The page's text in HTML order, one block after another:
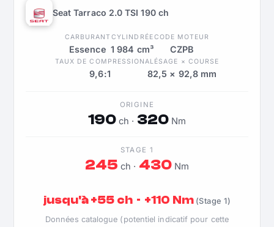
Seat Tarraco 2.0 TSI 190 ch
CARBURANT
Essence
CYLINDRÉE
1 984 cm³
CODE MOTEUR
CZPB
TAUX DE COMPRESSION
9,6:1
ALÉSAGE × COURSE
82,5 × 92,8 mm
ORIGINE
190 ch · 320Nm
STAGE 1
245 ch · 430Nm
jusqu'à +55 ch · +110 Nm (Stage 1)
Données catalogue (potentiel indicatif pour cette